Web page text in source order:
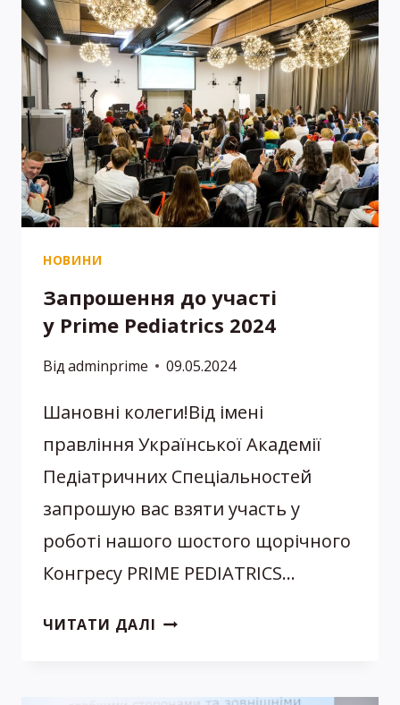
УЧАСТЬ
У
PRIME
PEDIATRICS
2024
НОВИНИ
Запрошення до участі
у Prime Pediatrics 2024
Відadminprime 09.05.2024
Шановні колеги!Від імені
правління Української Академії
Педіатричних Спеціальностей
запрошую вас взяти участь у
роботі нашого шостого щорічного
Конгресу PRIME PEDIATRICS…
ЧИТАТИ ДАЛІ ЗАПРОШЕННЯ
PEDIATRICS